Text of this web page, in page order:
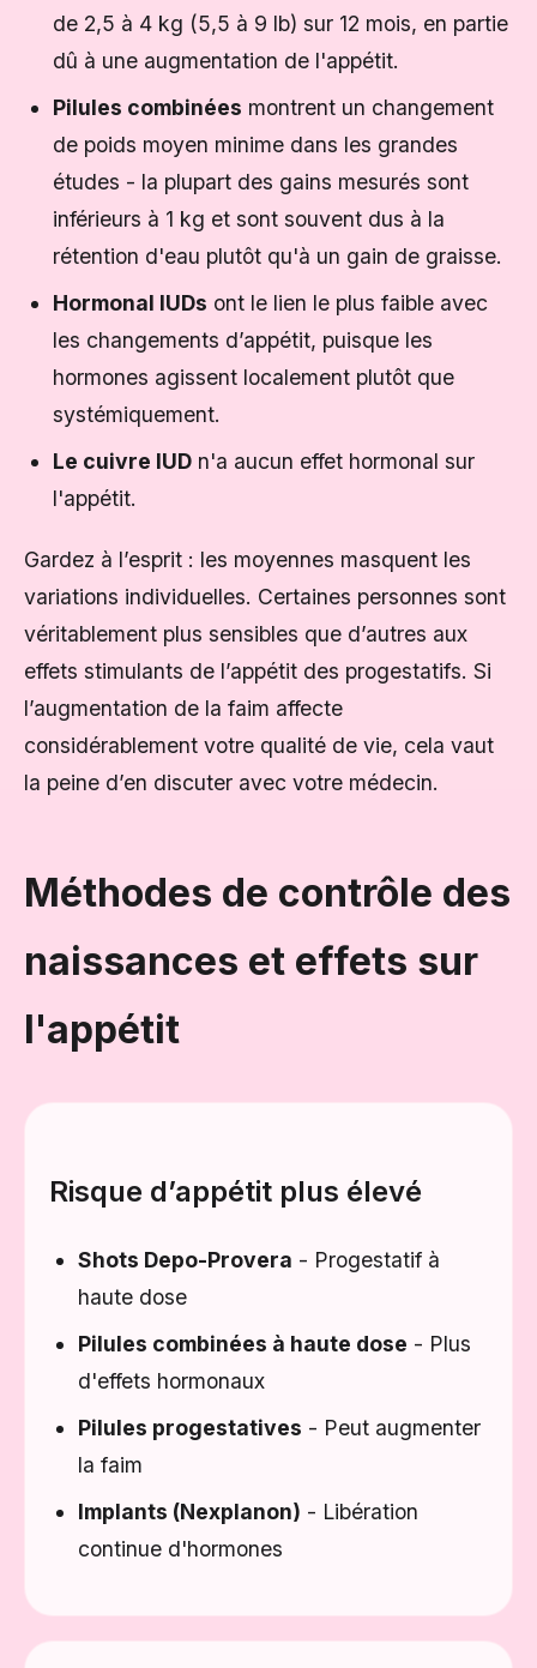
de 2,5 à 4 kg (5,5 à 9 lb) sur 12 mois, en partie
dû à une augmentation de l'appétit.
Pilules combinées montrent un changement
de poids moyen minime dans les grandes
études - la plupart des gains mesurés sont
inférieurs à 1 kg et sont souvent dus à la
rétention d'eau plutôt qu'à un gain de graisse.
Hormonal IUDs ont le lien le plus faible avec
les changements d’appétit, puisque les
hormones agissent localement plutôt que
systémiquement.
Le cuivre IUD n'a aucun effet hormonal sur
l'appétit.
Gardez à l’esprit : les moyennes masquent les
variations individuelles. Certaines personnes sont
véritablement plus sensibles que d’autres aux
effets stimulants de l’appétit des progestatifs. Si
l’augmentation de la faim affecte
considérablement votre qualité de vie, cela vaut
la peine d’en discuter avec votre médecin.
Méthodes de contrôle des
naissances et effets sur
l'appétit
Risque d’appétit plus élevé
Shots Depo-Provera - Progestatif à
haute dose
Pilules combinées à haute dose - Plus
d'effets hormonaux
Pilules progestatives - Peut augmenter
la faim
Implants (Nexplanon) - Libération
continue d'hormones